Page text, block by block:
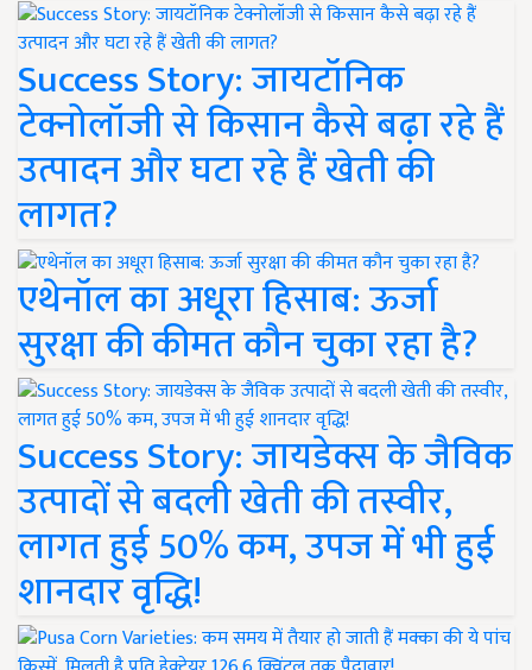
Success Story: जायटॉनिक
टेक्नोलॉजी से किसान कैसे बढ़ा रहे हैं
उत्पादन और घटा रहे हैं खेती की
लागत?
एथेनॉल का अधूरा हिसाब: ऊर्जा
सुरक्षा की कीमत कौन चुका रहा है?
Success Story: जायडेक्स के जैविक
उत्पादों से बदली खेती की तस्वीर,
लागत हुई 50% कम, उपज में भी हुई
शानदार वृद्धि!